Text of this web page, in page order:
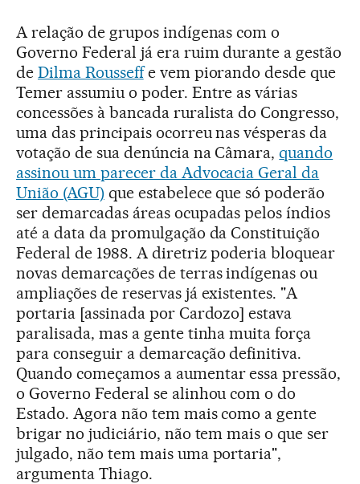
A relação de grupos indígenas com o
Governo Federal já era ruim durante a gestão
de Dilma Rousseffe vem piorando desde que
Temer assumiu o poder. Entre as várias
concessões à bancada ruralista do Congresso,
uma das principais ocorreu nas vésperas da
votação de sua denúncia na Câmara,quando
assinou um parecer da Advocacia Geral da
União (AGU) que estabelece que só poderão
ser demarcadas áreas ocupadas pelos índios
até a data da promulgação da Constituição
Federal de 1988. A diretriz poderia bloquear
novas demarcações de terras indígenas ou
ampliações de reservas já existentes. "A
portaria [assinada por Cardozo] estava
paralisada, mas a gente tinha muita força
para conseguir a demarcação definitiva.
Quando começamos a aumentar essa pressão,
o Governo Federal se alinhou com o do
Estado. Agora não tem mais como a gente
brigar no judiciário, não tem mais o que ser
julgado, não tem mais uma portaria",
argumenta Thiago.